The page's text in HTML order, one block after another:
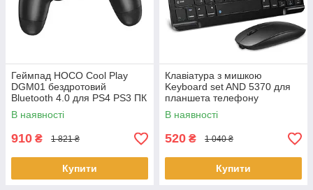
Геймпад HOCO Cool Play
DGM01 бездротовий
Bluetooth 4.0 для PS4 PS3 ПК
з вібрацією гіроскопом
сенсорна панель
В наявності
910 ₴ 1 821 ₴
Купити
Клавіатура з мишкою
Keyboard set AND 5370 для
планшета телефону
Bluetooth iPad iPhone Android
Type-C Чорний
В наявності
520 ₴ 1 040 ₴
Купити